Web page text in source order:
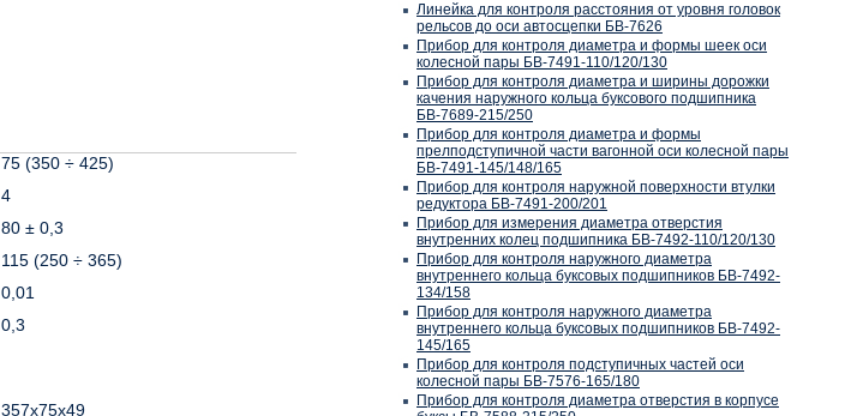
75 (350 ÷ 425)
4
80 ± 0,3
115 (250 ÷ 365)
0,01
0,3
357х75х49
Линейка для контроля расстояния от уровня головок
рельсов до оси автосцепки БВ-7626
Прибор для контроля диаметра и формы шеек оси
колесной пары БВ-7491-110/120/130
Прибор для контроля диаметра и ширины дорожки
качения наружного кольца буксового подшипника
БВ-7689-215/250
Прибор для контроля диаметра и формы
прелподступичной части вагонной оси колесной пары
БВ-7491-145/148/165
Прибор для контроля наружной поверхности втулки
редуктора БВ-7491-200/201
Прибор для измерения диаметра отверстия
внутренних колец подшипника БВ-7492-110/120/130
Прибор для контроля наружного диаметра
внутреннего кольца буксовых подшипников БВ-7492-
134/158
Прибор для контроля наружного диаметра
внутреннего кольца буксовых подшипников БВ-7492-
145/165
Прибор для контроля подступичных частей оси
колесной пары БВ-7576-165/180
Прибор для контроля диаметра отверстия в корпусе